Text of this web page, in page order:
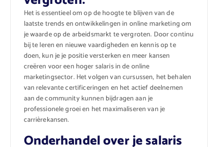
Het is essentieel om op de hoogte te blijven van de
laatste trends en ontwikkelingen in online marketing om
je waarde op de arbeidsmarkt te vergroten. Door continu
bij te leren en nieuwe vaardigheden en kennis op te
doen, kun je je positie versterken en meer kansen
creëren voor een hoger salaris in de online
marketingsector. Het volgen van cursussen, het behalen
van relevante certificeringen en het actief deelnemen
aan de community kunnen bijdragen aan je
professionele groei en het maximaliseren van je
carrièrekansen.
Onderhandel over je salaris